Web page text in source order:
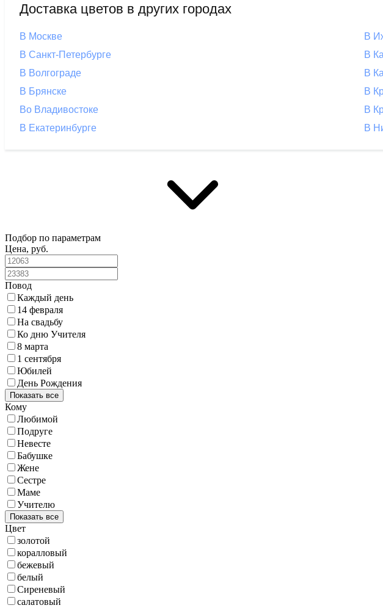
Доставка цветов в других городах
В Москве
В Санкт-Петербурге
В Волгограде
В Брянске
Во Владивостоке
В Екатеринбурге
В
В
В
В
В
В
Подбор по параметрам
Цена, руб.
Повод
Каждый день
14 февраля
На свадьбу
Ко дню Учителя
8 марта
1 сентября
Юбилей
День Рождения
Показать все
Кому
Любимой
Подруге
Невесте
Бабушке
Жене
Сестре
Маме
Учителю
Показать все
Цвет
золотой
коралловый
бежевый
белый
Сиреневый
салатовый